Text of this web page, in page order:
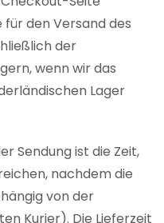
für den Versand des
der
wenn wir das
Lager
Sendung ist die Zeit,
nachdem die
von der
Kurier). Die Lieferzeit